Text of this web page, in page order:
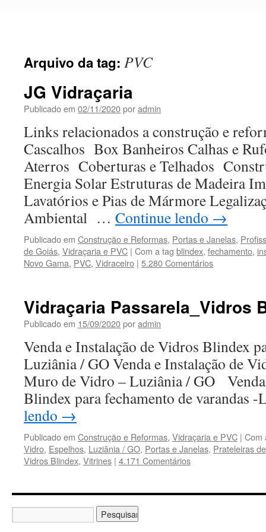
Arquivo da tag: PVC
JG Vidraçaria
Publicado em 02/11/2020poradmin
Links relacionados a construção e
Cascalhos Box Banheiros Calhas e
Aterros Coberturas e Telhados
Energia Solar Estruturas de Madeira
Lavatórios e Pias de Mármore
Ambiental … Continue lendo →
Publicado em Construção e Reformas, Portas e Janelas,
de Goiás, Vidraçaria e PVC | Com a tag blindex, fechamento,
Novo Gama, PVC, Vidraceiro | 5.280 Comentários
Vidraçaria Passarela_Vidros
Publicado em 15/09/2020poradmin
Venda e Instalação de Vidros Blindex
Luziânia / GO Venda e Instalação de
Muro de Vidro – Luziânia / GO
Blindex para fechamento de
lendo →
Publicado em Construção e Reformas, Vidraçaria e PVC |
Vidro, Espelhos, Luziânia / GO, Portas e Janelas, Prateleiras
Vidros Blindex, Vitrines | 4.171 Comentários